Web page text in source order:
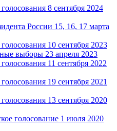
8 сентября 2024
России 15, 16, 17 марта
10 сентября 2023
выборы 23 апреля 2023
11 сентября 2022
19 сентября 2021
13 сентября 2020
голосование 1 июля 2020